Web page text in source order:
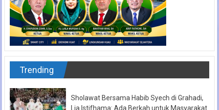
Trending
Sholawat Bersama Habib Syech di Grahadi,
Lia Istifhama: Ada Berkah untuk Masyarakat